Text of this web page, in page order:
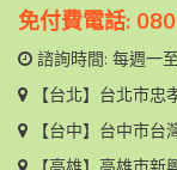
免付費電話:
諮詢時間: 每週一
【台北】 台北市忠
【台中】 台中市台